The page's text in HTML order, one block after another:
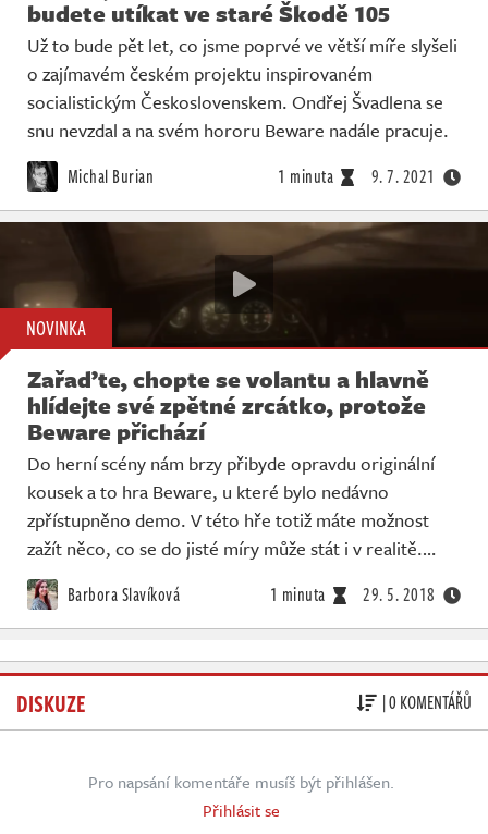
budete utíkat ve staré Škodě 105
Už to bude pět let, co jsme poprvé ve větší míře slyšeli
o zajímavém českém projektu inspirovaném
socialistickým Československem. Ondřej Švadlena se
snu nevzdal a na svém hororu Beware nadále pracuje.
Michal Burian 1 minuta 9. 7. 2021
NOVINKA
Zařaďte, chopte se volantu a hlavně
hlídejte své zpětné zrcátko, protože
Beware přichází
Do herní scény nám brzy přibyde opravdu originální
kousek a to hra Beware, u které bylo nedávno
zpřístupněno demo. V této hře totiž máte možnost
zažít něco, co se do jisté míry může stát i v realitě.…
Barbora Slavíková 1 minuta 29. 5. 2018
DISKUZE | 0 KOMENTÁŘŮ
Pro napsání komentáře musíš být přihlášen.
Přihlásit se